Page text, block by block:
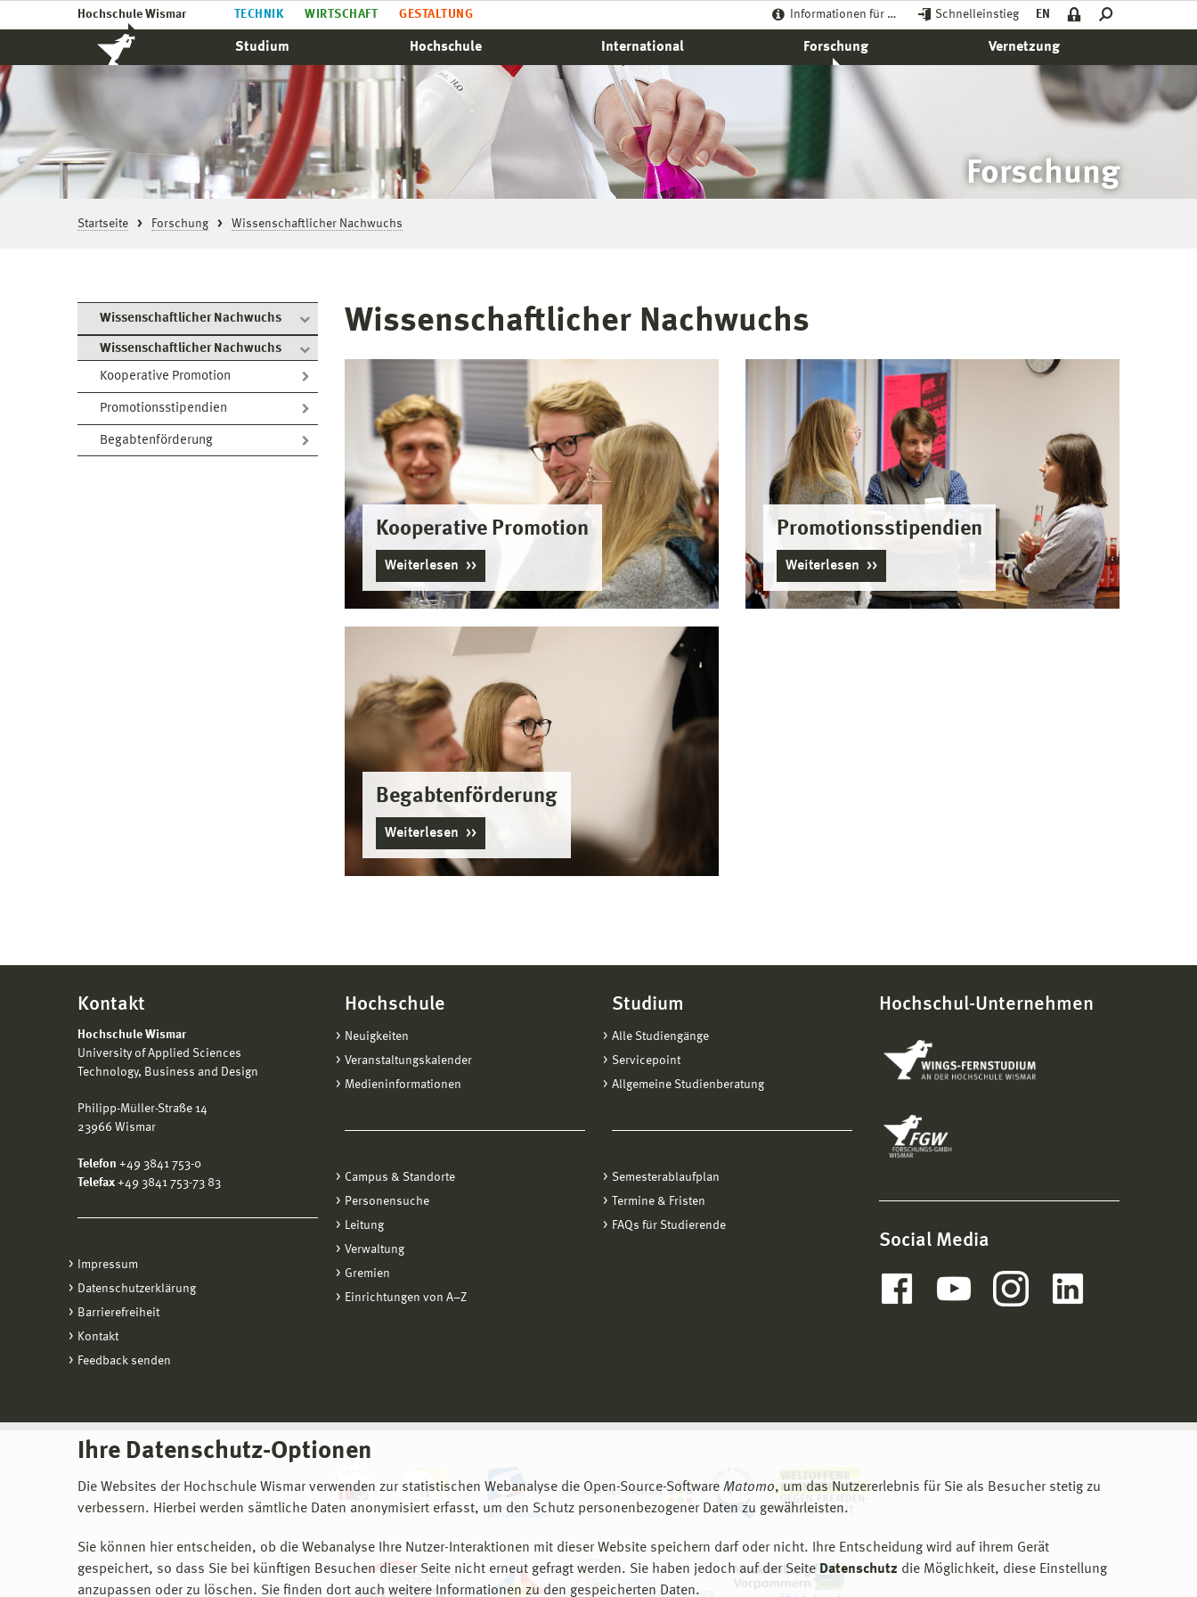
Hochschule Wismar TECHNIK WIRTSCHAFT GESTALTUNG Informationen für … Schnelleinstieg EN
Studium Hochschule International Forschung Vernetzung
Forschung
Startseite Forschung Wissenschaftlicher Nachwuchs
Wissenschaftlicher Nachwuchs
Wissenschaftlicher Nachwuchs
Kooperative Promotion
Promotionsstipendien
Begabtenförderung
Ihre Datenschutz-Optionen
Die Websites der Hochschule Wismar verwenden zur statistischen Webanalyse die Open-Source-Software Matomo, um das Nutzererlebnis für Sie als Besucher stetig zu
verbessern. Hierbei werden sämtliche Daten anonymisiert erfasst, um den Schutz personenbezogener Daten zu gewährleisten.
Sie können hier entscheiden, ob die Webanalyse Ihre Nutzer-Interaktionen mit dieser Website speichern darf oder nicht. Ihre Entscheidung wird auf ihrem Gerät
gespeichert, so dass Sie bei künftigen Besuchen dieser Seite nicht erneut gefragt werden. Sie haben jedoch auf der Seite Datenschutz die Möglichkeit, diese Einstellung
anzupassen oder zu löschen. Sie finden dort auch weitere Informationen zu den gespeicherten Daten.
Wissenschaftlicher Nachwuchs
Kooperative Promotion
Weiterlesen
Begabtenförderung
Weiterlesen
Promotionsstipendien
Weiterlesen
Kontakt
Hochschule Wismar
University of Applied Sciences
Technology, Business and Design
Philipp-Müller-Straße 14
23966 Wismar
Telefon +49 3841 753-0
Telefax +49 3841 753-73 83
Impressum
Datenschutzerklärung
Barrierefreiheit
Kontakt
Feedback senden
Hochschule
Neuigkeiten
Veranstaltungskalender
Medieninformationen
Campus & Standorte
Personensuche
Leitung
Verwaltung
Gremien
Einrichtungen von A−Z
Studium
Alle Studiengänge
Servicepoint
Allgemeine Studienberatung
Semesterablaufplan
Termine & Fristen
FAQs für Studierende
Hochschul-Unternehmen
Social Media